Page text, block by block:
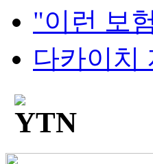
"이런 보
다카이치